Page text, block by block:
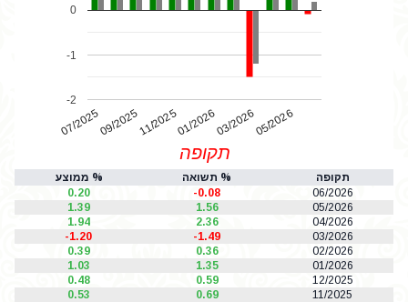
07/202509/202511/202501/202603/202605/2026
-2
-1
0
תקופה
תקופה % תשואה
% ממוצע
06/2026
-0.08
0.20
05/2026
1.56
1.39
04/2026
2.36
1.94
03/2026
-1.49
-1.20
02/2026
0.36
0.39
01/2026
1.35
1.03
12/2025
0.59
0.48
11/2025
0.69
0.53